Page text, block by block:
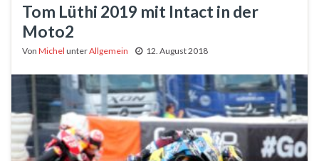
Tom Lüthi 2019 mit Intact in der
Moto2
Von Michel unterAllgemein 12. August 2018